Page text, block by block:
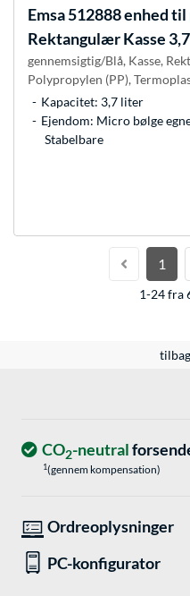
Emsa512888 enhed
Rektangulær Kasse
gennemsigtig/Blå, Kasse,
Polypropylen (PP),
Kapacitet: 3,7 liter
Ejendom: Micro bølge
Stabelbare
1
1-24 fra
CO2-neutral
1(gennem kompensation)
Ordreoplysninger
PC-konfigurator